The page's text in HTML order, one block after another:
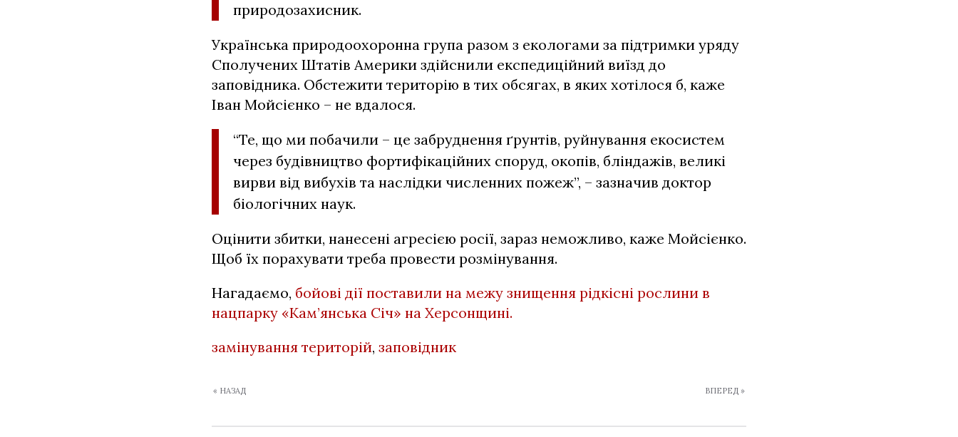
природозахисник.
Українська природоохоронна група разом з екологами за підтримки уряду
Сполучених Штатів Америки здійснили експедиційний виїзд до
заповідника. Обстежити територію в тих обсягах, в яких хотілося б, каже
Іван Мойсієнко – не вдалося.
“Те, що ми побачили – це забруднення ґрунтів, руйнування екосистем
через будівництво фортифікаційних споруд, окопів, бліндажів, великі
вирви від вибухів та наслідки численних пожеж”, – зазначив доктор
біологічних наук.
Оцінити збитки, нанесені агресією росії, зараз неможливо, каже Мойсієнко.
Щоб їх порахувати треба провести розмінування.
Нагадаємо, бойові дії поставили на межу знищення рідкісні рослини в
нацпарку «Кам’янська Січ» на Херсонщині.
замінування територій, заповідник
« НАЗАД ВПЕРЕД »